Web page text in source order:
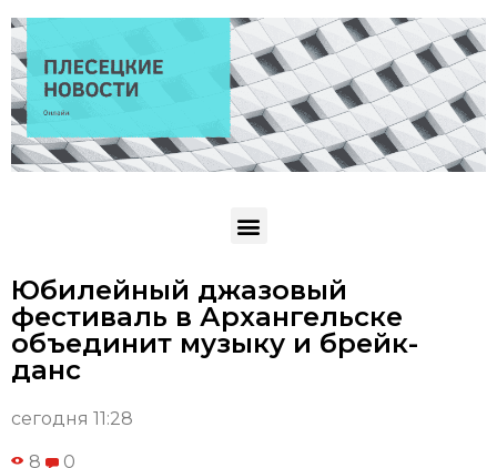
Юбилейный джазовый
фестиваль в Архангельске
объединит музыку и брейк-
данс
сегодня 11:28
8 0